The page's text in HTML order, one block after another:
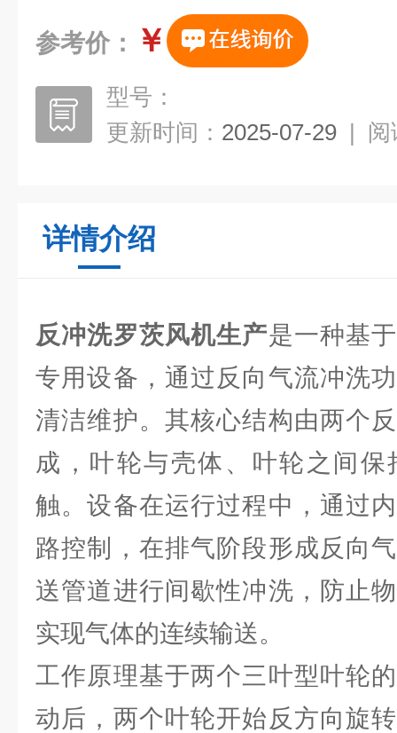
参考价： ￥
型号：
更新时间： 2025-07-29 | 阅
详情介绍
反冲洗罗茨风机生产是一种基
专用设备，通过反向气流冲洗
清洁维护。其核心结构由两个
成，叶轮与壳体、叶轮之间
触。设备在运行过程中，通过
路控制，在排气阶段形成反向
送管道进行间歇性冲洗，防止
实现气体的连续输送。
工作原理基于两个三叶型叶轮
动后，两个叶轮开始反方向旋